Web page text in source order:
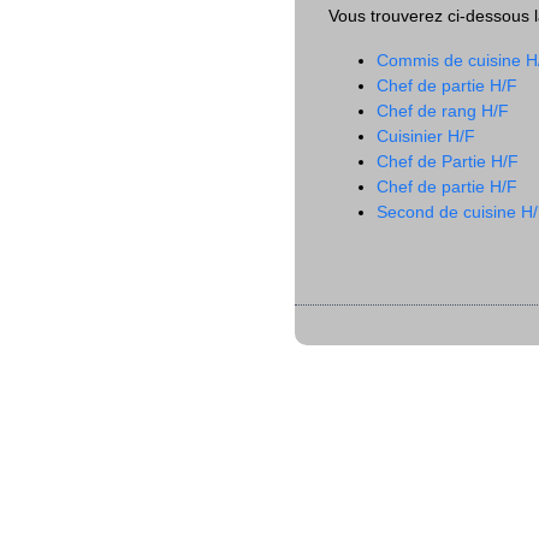
Vous trouverez ci-dessous
Commis de cuisine
Chef de partie H/F
Chef de rang H/F
Cuisinier H/F
Chef de Partie H/F
Chef de partie H/F
Second de cuisine